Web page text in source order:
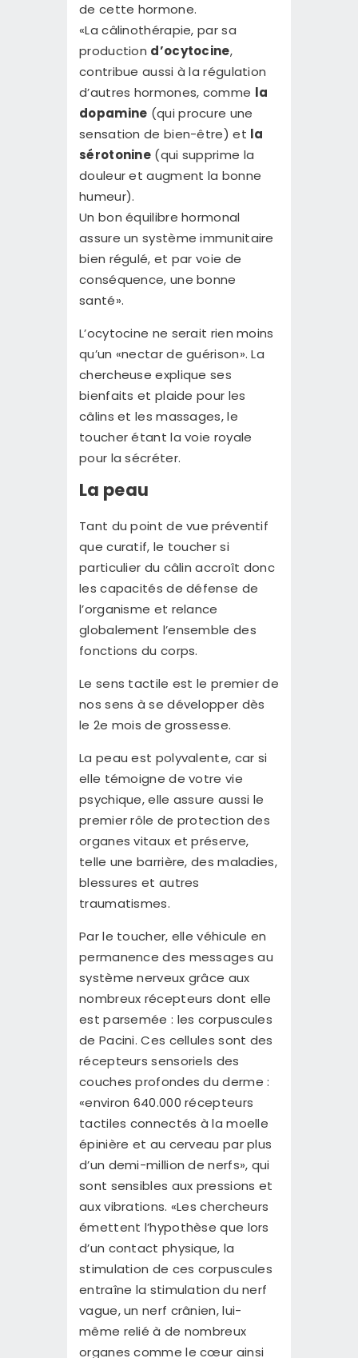
de cette hormone.
«La câlinothérapie, par sa
production d’ocytocine,
contribue aussi à la régulation
d’autres hormones, comme la
dopamine (qui procure une
sensation de bien-être) et la
sérotonine (qui supprime la
douleur et augment la bonne
humeur).
Un bon équilibre hormonal
assure un système immunitaire
bien régulé, et par voie de
conséquence, une bonne
santé».
L’ocytocine ne serait rien moins
qu’un «nectar de guérison». La
chercheuse explique ses
bienfaits et plaide pour les
câlins et les massages, le
toucher étant la voie royale
pour la sécréter.
La peau
Tant du point de vue préventif
que curatif, le toucher si
particulier du câlin accroît donc
les capacités de défense de
l’organisme et relance
globalement l’ensemble des
fonctions du corps.
Le sens tactile est le premier de
nos sens à se développer dès
le 2e mois de grossesse.
La peau est polyvalente, car si
elle témoigne de votre vie
psychique, elle assure aussi le
premier rôle de protection des
organes vitaux et préserve,
telle une barrière, des maladies,
blessures et autres
traumatismes.
Par le toucher, elle véhicule en
permanence des messages au
système nerveux grâce aux
nombreux récepteurs dont elle
est parsemée : les corpuscules
de Pacini. Ces cellules sont des
récepteurs sensoriels des
couches profondes du derme :
«environ 640.000 récepteurs
tactiles connectés à la moelle
épinière et au cerveau par plus
d’un demi-million de nerfs», qui
sont sensibles aux pressions et
aux vibrations. «Les chercheurs
émettent l’hypothèse que lors
d’un contact physique, la
stimulation de ces corpuscules
entraîne la stimulation du nerf
vague, un nerf crânien, lui-
même relié à de nombreux
organes comme le cœur ainsi